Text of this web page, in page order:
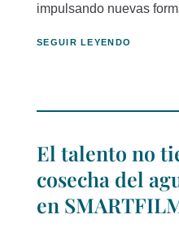
impulsando nuevas
SEGUIR LEYENDO
El talento no
cosecha del
en